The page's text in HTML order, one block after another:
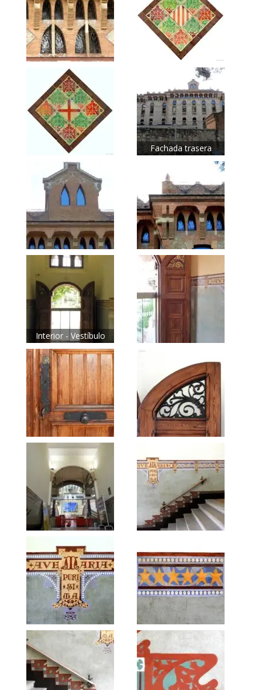
Fachada trasera
Interior - Vestíbulo